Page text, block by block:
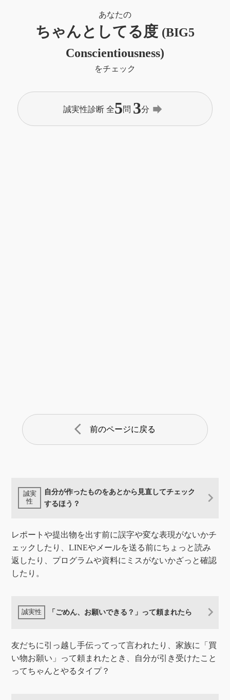
あなたの
ちゃんとしてる度 (BIG5
Conscientiousness)
をチェック
誠実性診断 全5問 3分 forward
arrow_back_ios 前のページに戻る
自分が作ったものをあとから見直してチェック
するほう？
レポートや提出物を出す前に誤字や変な表現がないかチ
ェックしたり、LINEやメールを送る前にちょっと読み
返したり、プログラムや資料にミスがないかざっと確認
したり。
「ごめん、お願いできる？」って頼まれたら
友だちに引っ越し手伝ってって言われたり、家族に「買
い物お願い」って頼まれたとき、自分が引き受けたこと
ってちゃんとやるタイプ？